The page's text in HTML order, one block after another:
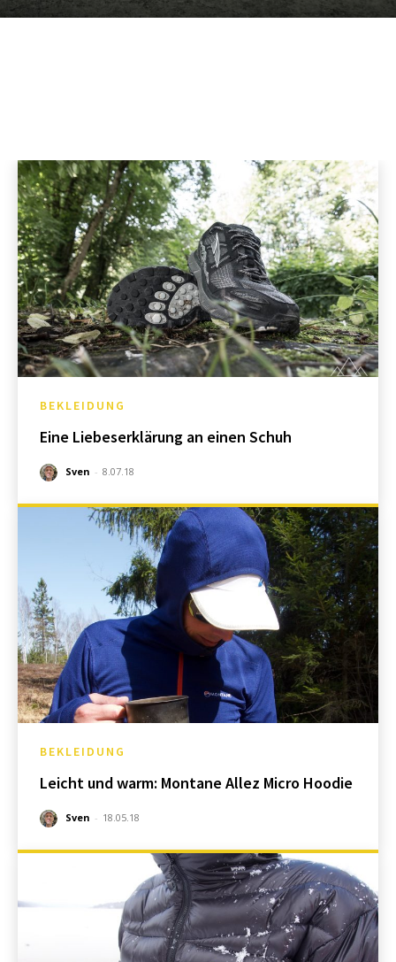
BEKLEIDUNG
Eine Liebeserklärung an einen Schuh
Sven - 8.07.18
BEKLEIDUNG
Leicht und warm: Montane Allez Micro Hoodie
Sven - 18.05.18